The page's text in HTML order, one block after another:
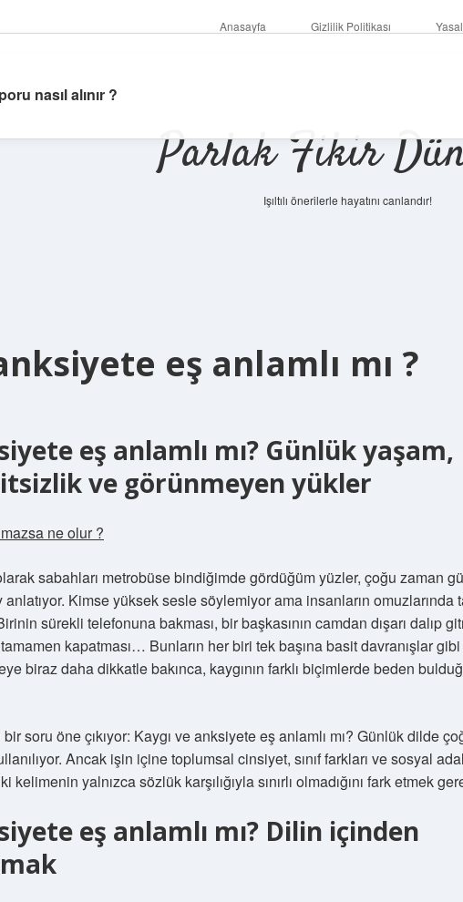
Anasayfa Gizlilik Politikası
Parlak Fikir
Işıltılı önerilerle hayatını canlandır!
eş anlamlı mı ?
eş anlamlı mı? Günlük yaşam,
ve görünmeyen yükler
ne olur ?
sabahları metrobüse bindiğimde gördüğüm yüzler, çoğu zaman
Kimse yüksek sesle söylemiyor ama insanların omuzlarında
sürekli telefonuna bakması, bir başkasının camdan dışarı dalıp
kapatması… Bunların her biri tek başına basit davranışlar gibi
biraz daha dikkatle bakınca, kaygının farklı biçimlerde beden
soru öne çıkıyor: Kaygı ve anksiyete eş anlamlı mı? Günlük dilde
Ancak işin içine toplumsal cinsiyet, sınıf farkları ve sosyal
yalnızca sözlük karşılığıyla sınırlı olmadığını fark etmek
eş anlamlı mı? Dilin içinden
nasıl alınır ?